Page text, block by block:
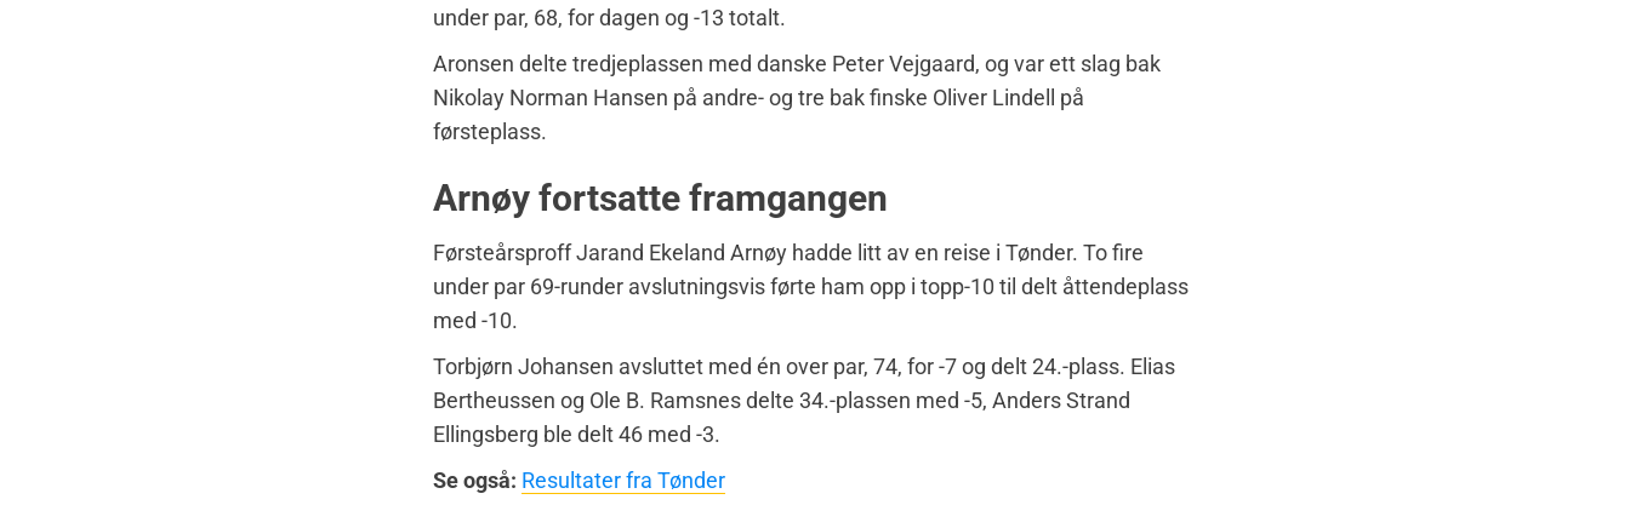
under par, 68, for dagen og -13 totalt.
Aronsen delte tredjeplassen med danske Peter Vejgaard, og var ett slag bak
Nikolay Norman Hansen på andre- og tre bak finske Oliver Lindell på
førsteplass.
Arnøy fortsatte framgangen
Førsteårsproff Jarand Ekeland Arnøy hadde litt av en reise i Tønder. To fire
under par 69-runder avslutningsvis førte ham opp i topp-10 til delt åttendeplass
med -10.
Torbjørn Johansen avsluttet med én over par, 74, for -7 og delt 24.-plass. Elias
Bertheussen og Ole B. Ramsnes delte 34.-plassen med -5, Anders Strand
Ellingsberg ble delt 46 med -3.
Se også: Resultater fra Tønder